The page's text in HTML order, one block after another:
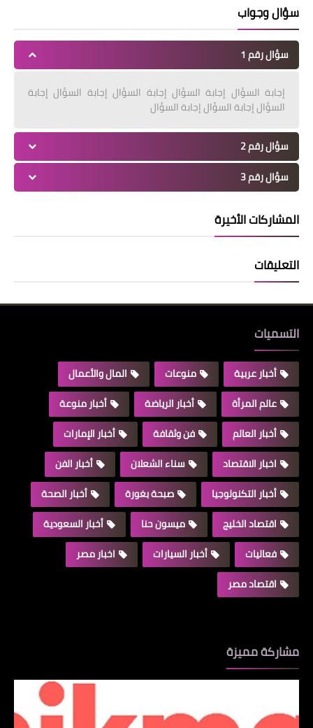
سؤال وجواب
سؤال رقم 1
إجابة السؤال إجابة السؤال إجابة السؤال إجابة السؤال إجابة
السؤال إجابة السؤال إجابة السؤال
سؤال رقم 2
سؤال رقم 3
المشاركات الأخيرة
التعليقات
التسميات
أخبار عربية منوعات
المال والأعمال
عالم المرأة
أخبار الرياضة
أخبار منوعة
أخبار العالم
فن وثقافة
أخبار الإمارات
اخبار الاقتصاد
سناء الشعلان
أخبار الفن
أخبار التكنولوجيا
صبحة بغورة
أخبار الصحة
اقتصاد الخليج
ميسون حنا
أخبار السعودية
فعاليات
أخبار السيارات
اخبار مصر
اقتصاد مصر
مشاركة مميزة